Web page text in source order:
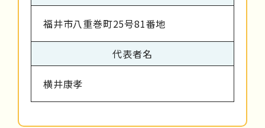
福井市八重巻町25号81番地
代表者名
横井康孝